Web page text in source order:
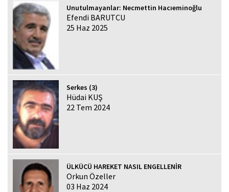
Unutulmayanlar: Necmettin Hacıeminoğlu
Efendi BARUTCU
25 Haz 2025
Serkes (3)
Hüdai KUŞ
22 Tem 2024
ÜLKÜCÜ HAREKET NASIL ENGELLENİR
Orkun Özeller
03 Haz 2024